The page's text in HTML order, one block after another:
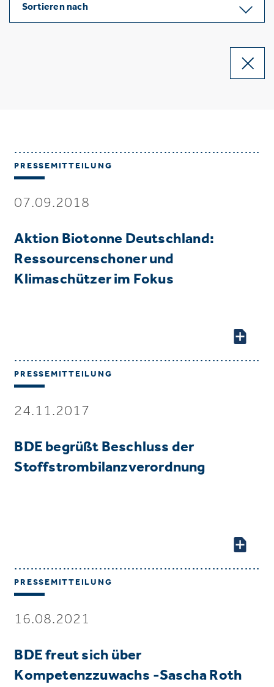
Sortieren nach
PRESSEMITTEILUNG
07.09.2018
Aktion Biotonne Deutschland:
Ressourcenschoner und
Klimaschützer im Fokus
PRESSEMITTEILUNG
24.11.2017
BDE begrüßt Beschluss der
Stoffstrombilanzverordnung
PRESSEMITTEILUNG
16.08.2021
BDE freut sich über
Kompetenzzuwachs -Sascha Roth